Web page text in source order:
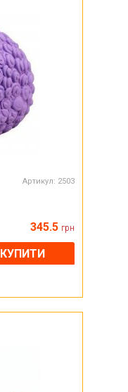
Артикул: 2503
345.5 грн
КУПИТИ